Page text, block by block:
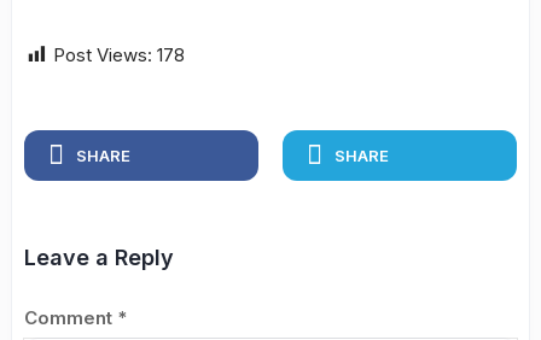
Post Views: 178
SHARE SHARE
Leave a Reply
Comment *